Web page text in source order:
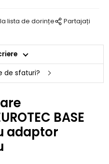
lista de dorințe Partajați
de sfaturi?
BASE
adaptor